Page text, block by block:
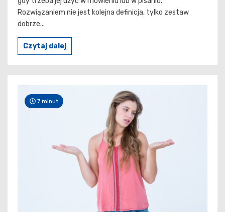
Rozwiązaniem nie jest kolejna definicja, tylko zestaw
dobrze...
Czytaj dalej
7 minut